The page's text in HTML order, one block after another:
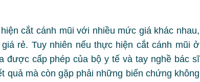
cắt cánh mũi với nhiều mức giá khác nhau,
rẻ. Tuy nhiên nếu thực hiện cắt cánh mũi ở
được cấp phép của bộ y tế và tay nghề bác sĩ
quả mà còn gặp phải những biến chứng không